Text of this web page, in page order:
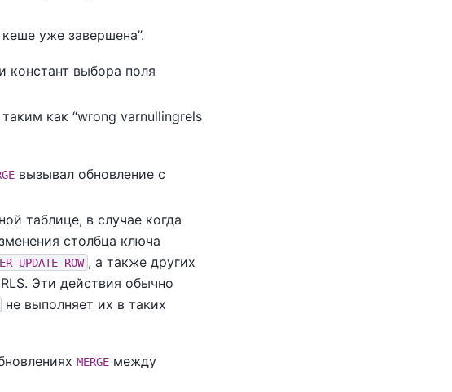
кеше уже завершена”.
констант выбора поля
как “wrong varnullingrels
вызывал обновление с
таблице, в случае когда
столбца ключа
UPDATE ROW , а также других
Эти действия обычно
не выполняет их в таких
MERGE между